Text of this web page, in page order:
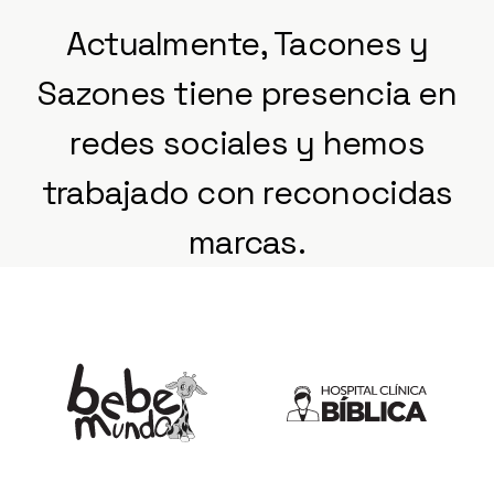
Actualmente, Tacones y
Sazones tiene presencia en
redes sociales y hemos
trabajado con reconocidas
marcas.